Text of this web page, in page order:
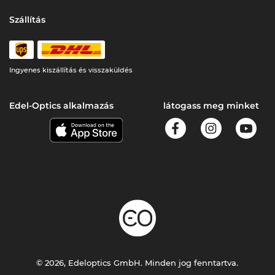
Szállítás
Ingyenes kiszállítás és visszaküldés
Edel-Optics alkalmazás látogass meg minket
© 2026, Edeloptics GmbH. Minden jog fenntartva.